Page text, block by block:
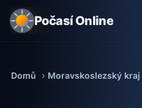
Počasí Online
Domů Moravskoslezský kraj